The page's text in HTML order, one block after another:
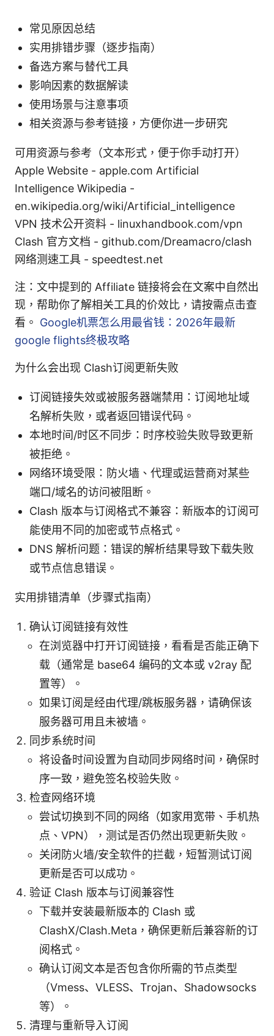
常见原因总结
实用排错步骤（逐步指南）
备选方案与替代工具
影响因素的数据解读
使用场景与注意事项
相关资源与参考链接，方便你进一步研究
可用资源与参考（文本形式，便于你手动打开）
Apple Website - apple.com Artificial
Intelligence Wikipedia -
en.wikipedia.org/wiki/Artificial_intelligence
VPN 技术公开资料 - linuxhandbook.com/vpn
Clash 官方文档 - github.com/Dreamacro/clash
网络测速工具 - speedtest.net
注：文中提到的 Affiliate 链接将会在文案中自然出
现，帮助你了解相关工具的价效比，请按需点击查
看。 Google机票怎么用最省钱：2026年最新
google flights终极攻略
为什么会出现 Clash订阅更新失败
订阅链接失效或被服务器端禁用：订阅地址域
名解析失败，或者返回错误代码。
本地时间/时区不同步：时序校验失败导致更新
被拒绝。
网络环境受限：防火墙、代理或运营商对某些
端口/域名的访问被阻断。
Clash 版本与订阅格式不兼容：新版本的订阅可
能使用不同的加密或节点格式。
DNS 解析问题：错误的解析结果导致下载失败
或节点信息错误。
实用排错清单（步骤式指南）
确认订阅链接有效性
在浏览器中打开订阅链接，看看是否能正确下
载（通常是 base64 编码的文本或 v2ray 配
置等）。
如果订阅是经由代理/跳板服务器，请确保该
服务器可用且未被墙。
同步系统时间
将设备时间设置为自动同步网络时间，确保时
序一致，避免签名校验失败。
检查网络环境
尝试切换到不同的网络（如家用宽带、手机热
点、VPN），测试是否仍然出现更新失败。
关闭防火墙/安全软件的拦截，短暂测试订阅
更新是否可以成功。
验证 Clash 版本与订阅兼容性
下载并安装最新版本的 Clash 或
ClashX/Clash.Meta，确保更新后兼容新的订
阅格式。
确认订阅文本是否包含你所需的节点类型
（Vmess、VLESS、Trojan、Shadowsocks
等）。
清理与重新导入订阅